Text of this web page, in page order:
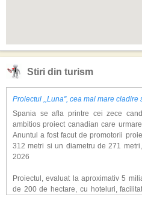
Stiri din turism
Proiectul ,,Luna'', cea mai mare cladire
Spania se afla printre cei zece
ambitios proiect canadian care
Anuntul a fost facut de promotorii
312 metri si un diametru de 271
2026
Proiectul, evaluat la aproximativ 5
de 200 de hectare, cu hoteluri,